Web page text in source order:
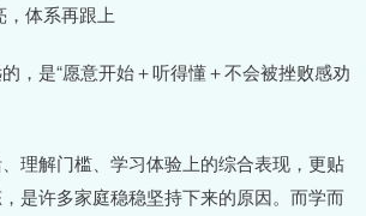
，体系再跟上
，是“愿意开始＋听得懂＋不会被挫败感劝
理解门槛、学习体验上的综合表现，更贴
是许多家庭稳稳坚持下来的原因。而学而